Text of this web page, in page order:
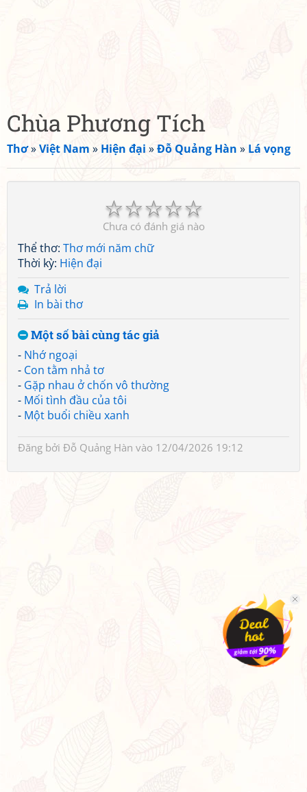
Chùa Phương Tích
Thơ»Việt Nam » Hiện đại »Đỗ Quảng Hàn » Lá vọng
☆
☆
☆
☆
☆
Chưa có đánh giá nào
Thể thơ: Thơ mới năm chữ
Thời kỳ: Hiện đại
Trả lời
In bài thơ
Một số bài cùng tác giả
- Nhớ ngoại
- Con tằm nhả tơ
- Gặp nhau ở chốn vô thường
- Mối tình đầu của tôi
- Một buổi chiều xanh
Đăng bởi Đỗ Quảng Hàn vào 12/04/2026 19:12